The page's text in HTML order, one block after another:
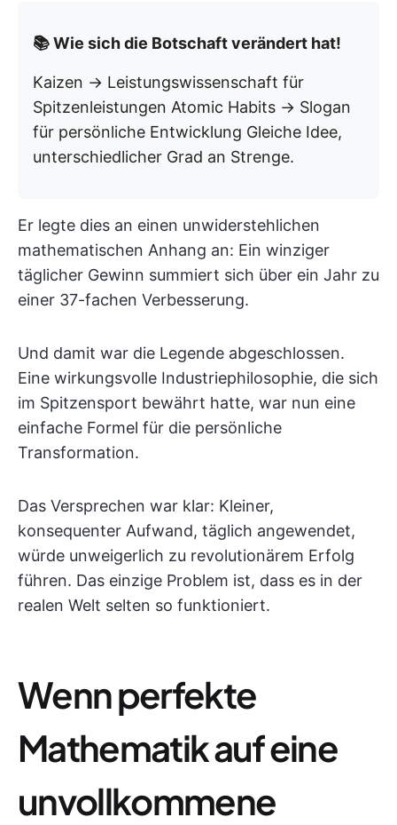
📚 Wie sich die Botschaft verändert hat!
Kaizen → Leistungswissenschaft für
Spitzenleistungen Atomic Habits → Slogan
für persönliche Entwicklung Gleiche Idee,
unterschiedlicher Grad an Strenge.
Er legte dies an einen unwiderstehlichen
mathematischen Anhang an: Ein winziger
täglicher Gewinn summiert sich über ein Jahr zu
einer 37-fachen Verbesserung.
Und damit war die Legende abgeschlossen.
Eine wirkungsvolle Industriephilosophie, die sich
im Spitzensport bewährt hatte, war nun eine
einfache Formel für die persönliche
Transformation.
Das Versprechen war klar: Kleiner,
konsequenter Aufwand, täglich angewendet,
würde unweigerlich zu revolutionärem Erfolg
führen. Das einzige Problem ist, dass es in der
realen Welt selten so funktioniert.
Wenn perfekte
Mathematik auf eine
unvollkommene